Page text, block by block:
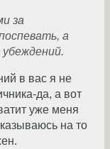
за
а
в вас я не
да, а вот
уже меня
на то